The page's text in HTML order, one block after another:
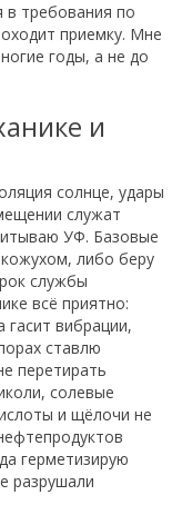
в требования по
приемку. Мне
годы, а не до
и
солнце, удары
служат
УФ. Базовые
либо беру
службы
всё приятно:
гасит вибрации,
ставлю
перетирать
солевые
и щёлочи не
герметизирую
разрушали